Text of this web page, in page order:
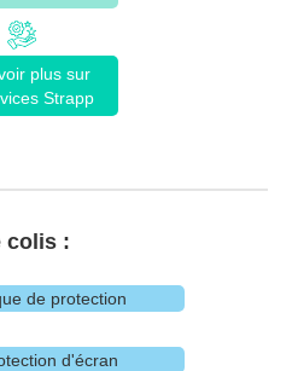
plus sur
Strapp
colis :
de protection
d'écran